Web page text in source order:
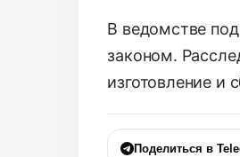
В ведомстве
законом.
изготовление и
Поделиться в